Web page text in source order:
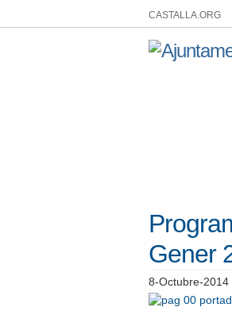
CASTALLA.ORG
Gener
8-Octubre-2014